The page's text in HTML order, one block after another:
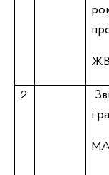
2.
і